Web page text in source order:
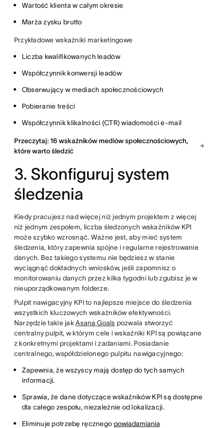
Wartość klienta w całym okresie
Marża zysku brutto
Przykładowe wskaźniki marketingowe
Liczba kwalifikowanych leadów
Współczynnik konwersji leadów
Obserwujący w mediach społecznościowych
Pobieranie treści
Współczynnik klikalności (CTR) wiadomości e-mail
Przeczytaj: 16 wskaźników mediów społecznościowych,
które warto śledzić
3. Skonfiguruj system
śledzenia
Kiedy pracujesz nad więcej niż jednym projektem z więcej
niż jednym zespołem, liczba śledzonych wskaźników KPI
może szybko wzrosnąć. Ważne jest, aby mieć system
śledzenia, który zapewnia spójne i regularne rejestrowanie
danych. Bez takiego systemu nie będziesz w stanie
wyciągnąć dokładnych wniosków, jeśli zapomnisz o
monitorowaniu danych przez kilka tygodni lub zgubisz je w
nieuporządkowanym folderze.
Pulpit nawigacyjny KPI to najlepsze miejsce do śledzenia
wszystkich kluczowych wskaźników efektywności.
Narzędzie takie jakAsana Goals pozwala stworzyć
centralny pulpit, w którym cele i wskaźniki KPI są powiązane
z konkretnymi projektami i zadaniami. Posiadanie
centralnego, współdzielonego pulpitu nawigacyjnego:
Zapewnia, że wszyscy mają dostęp do tych samych
informacji.
Sprawia, że dane dotyczące wskaźników KPI są dostępne
dla całego zespołu, niezależnie od lokalizacji.
Eliminuje potrzebę ręcznego powiadamiania